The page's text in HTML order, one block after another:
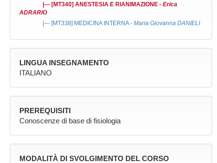
|--- [MT340] ANESTESIA E RIANIMAZIONE - Erica
ADRARIO
|--- [MT338] MEDICINA INTERNA- Maria Giovanna DANIELI
LINGUA INSEGNAMENTO
ITALIANO
PREREQUISITI
Conoscenze di base di fisiologia
MODALITÀ DI SVOLGIMENTO DEL CORSO